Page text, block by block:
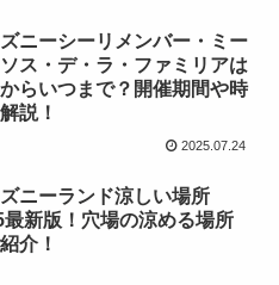
ニーシーリメンバー・ミー
ス・デ・ラ・ファミリアは
らいつまで？開催期間や時
説！
2025.07.24
ニーランド涼しい場所
最新版！穴場の涼める場所
介！